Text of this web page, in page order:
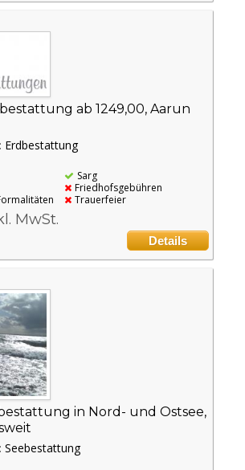
ab 1249,00, Aarun
Erdbestattung
Sarg
Friedhofsgebühren
Trauerfeier
MwSt.
Details
in Nord- und Ostsee,
Seebestattung